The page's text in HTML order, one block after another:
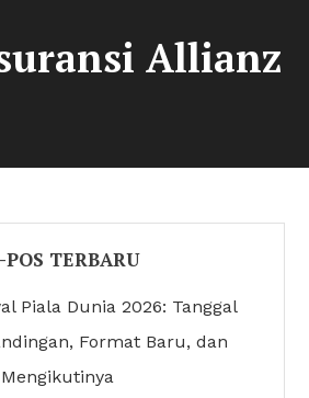
Allianz
POS TERBARU
Piala Dunia 2026: Tanggal
Format Baru, dan